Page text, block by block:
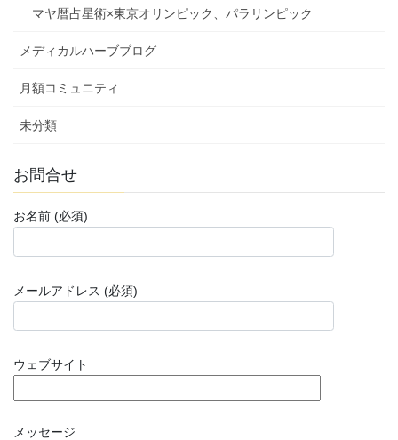
マヤ暦占星術×東京オリンピック、パラリンピック
メディカルハーブブログ
月額コミュニティ
未分類
お問合せ
お名前 (必須)
メールアドレス (必須)
ウェブサイト
メッセージ